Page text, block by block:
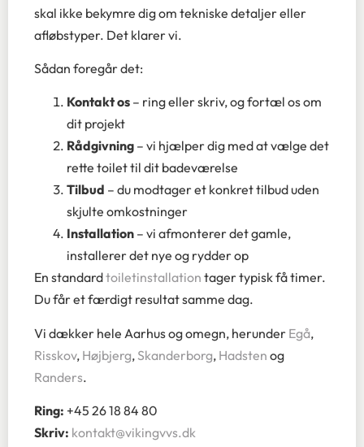
skal ikke bekymre dig om tekniske detaljer eller
afløbstyper. Det klarer vi.
Sådan foregår det:
Kontakt os – ring eller skriv, og fortæl os om
dit projekt
Rådgivning – vi hjælper dig med at vælge det
rette toilet til dit badeværelse
Tilbud – du modtager et konkret tilbud uden
skjulte omkostninger
Installation – vi afmonterer det gamle,
installerer det nye og rydder op
En standardtoiletinstallation tager typisk få timer.
Du får et færdigt resultat samme dag.
Vi dækker hele Aarhus og omegn, herunder Egå,
Risskov, Højbjerg, Skanderborg, Hadsten og
Randers.
Ring: +45 26 18 84 80
Skriv: kontakt@vikingvvs.dk